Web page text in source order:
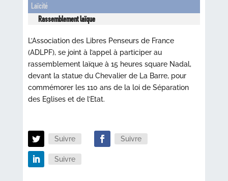
Laïcité
Rassemblement laïque
L’Association des Libres Penseurs de France
(ADLPF), se joint à l’appel à participer au
rassemblement laïque à 15 heures square Nadal,
devant la statue du Chevalier de La Barre, pour
commémorer les 110 ans de la loi de Séparation
des Eglises et de l’Etat.
Suivre Suivre
Suivre